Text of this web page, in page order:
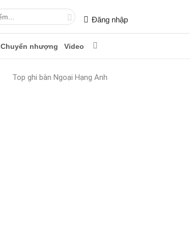
Đăng nhập
Chuyển nhượng Video
Top ghi bàn Ngoại Hạng Anh